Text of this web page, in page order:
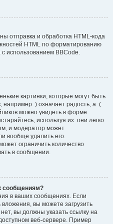
отправка и обработка HTML-кода
HTML по форматированию
использованием BBCode.
картинки, которые могут быть
:) означает радость, а :(
можно увидеть в форме
используя их: они легко
и модератор может
вообще удалить его.
ограничить количество
в сообщении.
сообщениям?
в ваших сообщениях. Если
вы можете загрузить
вы должны указать ссылку на
веб-сервере. Пример